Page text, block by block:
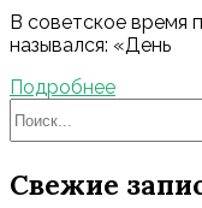
В советское время
назывался: «День
Подробнее
Свежие